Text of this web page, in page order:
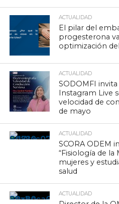
ACTUALIDAD
El pilar del
progesterona
optimización
ACTUALIDAD
SODOMFI
Instagram Live
velocidad de
de mayo
ACTUALIDAD
SCORA ODEM
“Fisiología de la
mujeres y
salud
ACTUALIDAD